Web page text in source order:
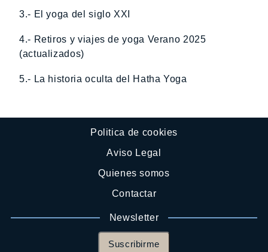
3.- El yoga del siglo XXI
4.- Retiros y viajes de yoga Verano 2025
(actualizados)
5.- La historia oculta del Hatha Yoga
Politica de cookies
Aviso Legal
Quienes somos
Contactar
Newsletter
Suscribirme